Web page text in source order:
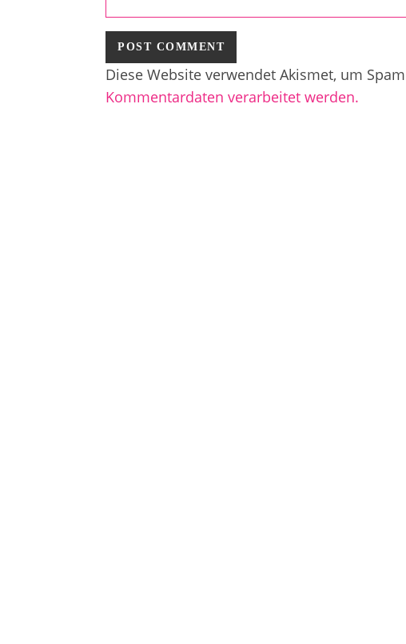
Diese Website verwendet Akismet, um
Kommentardaten verarbeitet werden.